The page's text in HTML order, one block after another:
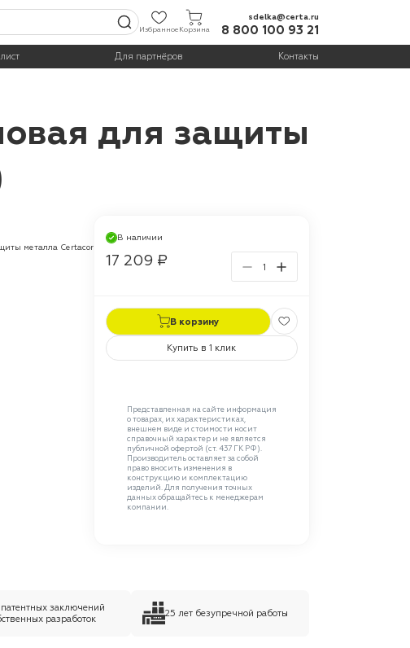
ИзбранноеКорзина
sdelka@certa.ru
8 800 100 93 21
Для партнёров Контакты
для защиты
металла Certacor
В наличии
17 209 ₽
В корзину
Купить в 1 клик
Представленная на сайте информация
о товарах, их характеристиках,
внешнем виде и стоимости носит
справочный характер и не является
публичной офертой (ст. 437 ГК РФ).
Производитель оставляет за собой
право вносить изменения в
конструкцию и комплектацию
изделий. Для получения точных
данных обращайтесь к менеджерам
компании.
заключений
разработок
25 лет безупречной работы